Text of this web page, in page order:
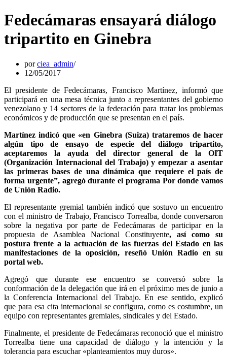
Fedecámaras ensayará diálogo
tripartito en Ginebra
porciea_admin
12/05/2017
El presidente de Fedecámaras, Francisco Martínez, informó que
participará en una mesa técnica junto a representantes del gobierno
venezolano y 14 sectores de la federación para tratar los problemas
económicos y de producción que se presentan en el país.
Martínez indicó que «en Ginebra (Suiza) trataremos de hacer
algún tipo de ensayo de especie del diálogo tripartito,
aceptaremos la ayuda del director general de la OIT
(Organización Internacional del Trabajo) y empezar a asentar
las primeras bases de una dinámica que requiere el país de
forma urgente”, agregó durante el programa Por donde vamos
de Unión Radio.
El representante gremial también indicó que sostuvo un encuentro
con el ministro de Trabajo, Francisco Torrealba, donde conversaron
sobre la negativa por parte de Fedecámaras de participar en la
propuesta de Asamblea Nacional Constituyente, así como su
postura frente a la actuación de las fuerzas del Estado en las
manifestaciones de la oposición, reseñó Unión Radio en su
portal web.
Agregó que durante ese encuentro se conversó sobre la
conformación de la delegación que irá en el próximo mes de junio a
la Conferencia Internacional del Trabajo. En ese sentido, explicó
que para esa cita internacional se configura, como es costumbre, un
equipo con representantes gremiales, sindicales y del Estado.
Finalmente, el presidente de Fedecámaras reconoció que el ministro
Torrealba tiene una capacidad de diálogo y la intención y la
tolerancia para escuchar «planteamientos muy duros».